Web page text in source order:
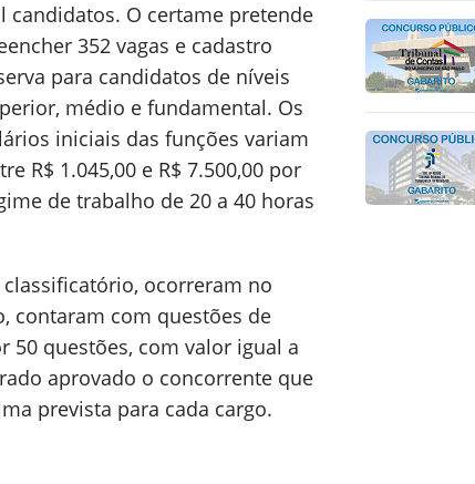
candidatos. O certame pretende
352 vagas e cadastro
para candidatos de níveis
médio e fundamental. Os
iniciais das funções variam
R$ 1.045,00 e R$ 7.500,00 por
de trabalho de 20 a 40 horas
ocorreram no
contaram com questões de
50 questões, com valor igual a
aprovado o concorrente que
prevista para cada cargo.